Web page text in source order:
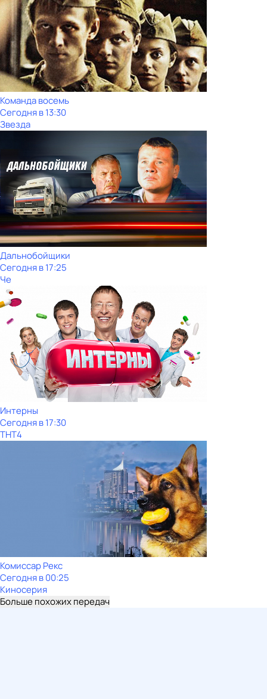
Команда восемь
Сегодня в 13:30
Звезда
Дальнобойщики
Сегодня в 17:25
Че
Интерны
Сегодня в 17:30
ТНТ4
Комиссар Рекс
Сегодня в 00:25
Киносерия
Больше похожих передач